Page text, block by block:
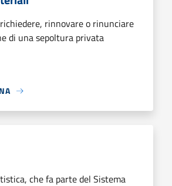
rinnovare o rinunciare
di una sepoltura privata
che fa parte del Sistema